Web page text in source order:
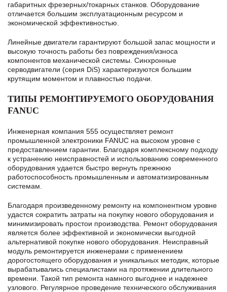
габаритных фрезерных/токарных станков. Оборудование
отличается большим эксплуатационным ресурсом и
экономической эффективностью.
Линейные двигатели гарантируют большой запас мощности и
высокую точность работы без повреждения/износа
компонентов механической системы. Синхронные
серводвигатели (серия DiS) характеризуются большим
крутящим моментом и плавностью подачи.
ТИПЫ РЕМОНТИРУЕМОГО ОБОРУДОВАНИЯ
FANUC
Инженерная компания 555 осуществляет ремонт
промышленной электроники FANUC на высоком уровне с
предоставлением гарантии. Благодаря комплексному подходу
к устранению неисправностей и использованию современного
оборудования удается быстро вернуть прежнюю
работоспособность промышленным и автоматизированным
системам.
Благодаря произведенному ремонту на компонентном уровне
удастся сократить затраты на покупку нового оборудования и
минимизировать простои производства. Ремонт оборудования
является более эффективной и экономически выгодной
альтернативой покупке нового оборудования. Неисправный
модуль ремонтируется инженерами с применением
дорогостоящего оборудования и уникальных методик, которые
вырабатывались специалистами на протяжении длительного
времени. Такой тип ремонта намного выгоднее и надежнее
узлового. Регулярное проведение технического обслуживания